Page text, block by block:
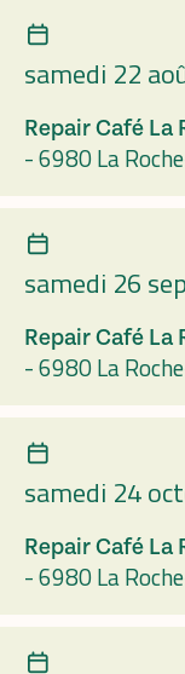
samedi 22
Repair Café La
-6980 La
samedi 26
Repair Café La
-6980 La
samedi 24
Repair Café La
-6980 La